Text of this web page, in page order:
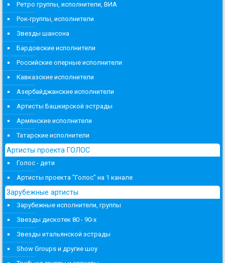
Ретро группы, исполнители, ВИА
Рок-группы, исполнители
Звезды шансона
Бардовские исполнители
Российские оперные исполнители
Кавказские исполнители
Азербайджанские исполнители
Артисты Башкирской эстрады
Армянские исполнители
Татарские исполнители
Артисты проекта ГОЛОС
Голос - дети
Артисты проекта "Голос" на 1 канале
Зарубежные артисты
Зарубежные исполнители, группы
Звезды дискотек 80 - 90-х
Звезды итальянской эстрады
Show Groups и другие шоу